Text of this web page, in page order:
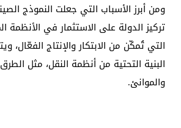
ومن أبرز الأسباب التي جعلت النموذج
تركيز الدولة على الاستثمار في الأنظمة
التي تُمكّن من الابتكار والإنتاج
البنية التحتية من أنظمة النقل، مثل
والموانئ.